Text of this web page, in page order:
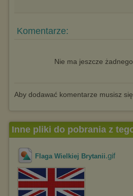
Komentarze:
Nie ma jeszcze
Aby dodawać komentarze musisz się
Inne pliki do pobrania z
Flaga Wielkiej Brytanii.gif